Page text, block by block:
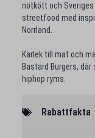
nötkött och
streetfood med
Norrland.
Kärlek till mat och
Bastard Burgers,
hiphop ryms.
Rabattfakta